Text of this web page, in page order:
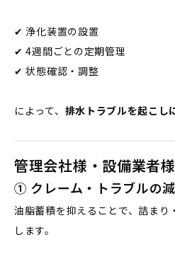
✔ 浄化装置の設置
✔ 4週間ごとの定期管理
✔ 状態確認・調整
によって、 排水トラブルを起こし
管理会社様・設備業者
① クレーム・トラブルの
油脂蓄積を抑えることで、詰まり
します。